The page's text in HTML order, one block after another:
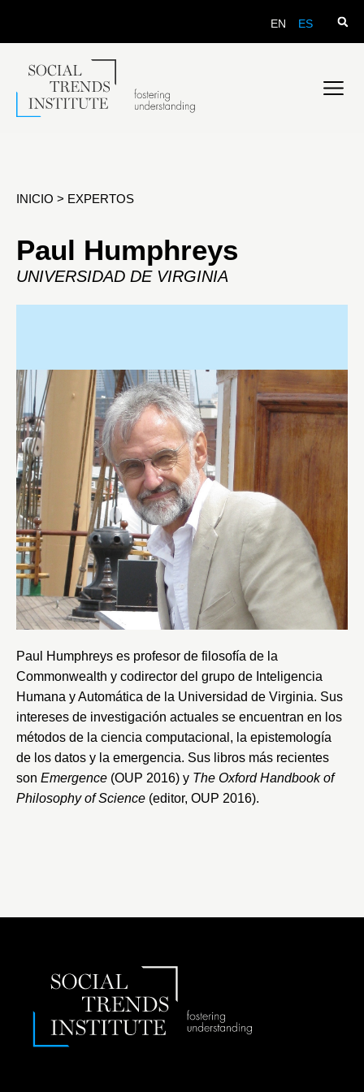
EN ES
INICIO > EXPERTOS
Paul Humphreys
UNIVERSIDAD DE VIRGINIA
Paul Humphreys es profesor de filosofía de la
Commonwealth y codirector del grupo de Inteligencia
Humana y Automática de la Universidad de Virginia. Sus
intereses de investigación actuales se encuentran en los
métodos de la ciencia computacional, la epistemología
de los datos y la emergencia. Sus libros más recientes
son Emergence (OUP 2016) y The Oxford Handbook of
Philosophy of Science (editor, OUP 2016).